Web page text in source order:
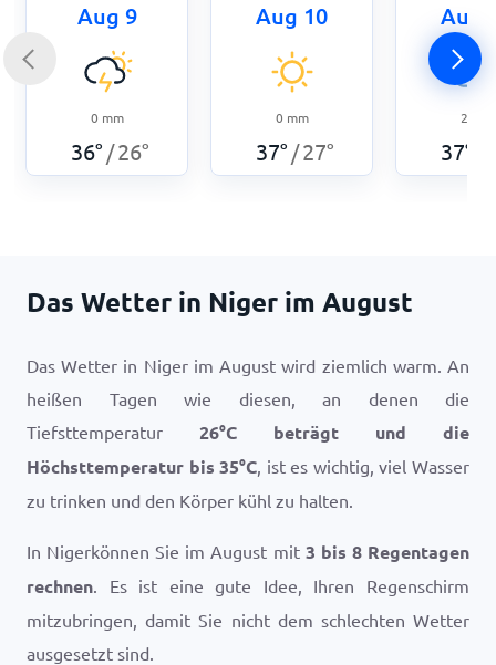
Aug 9
0 mm
36° /26°
Aug 10
0 mm
37° /27°
Aug
2
37°
Das Wetter in Niger im August
Das Wetter in Niger im August wird ziemlich warm. An
heißen Tagen wie diesen, an denen die
Tiefsttemperatur 26°C beträgt und die
Höchsttemperatur bis35°C, ist es wichtig, viel Wasser
zu trinken und den Körper kühl zu halten.
In Nigerkönnen Sie im August mit 3 bis 8 Regentagen
rechnen. Es ist eine gute Idee, Ihren Regenschirm
mitzubringen, damit Sie nicht dem schlechten Wetter
ausgesetzt sind.